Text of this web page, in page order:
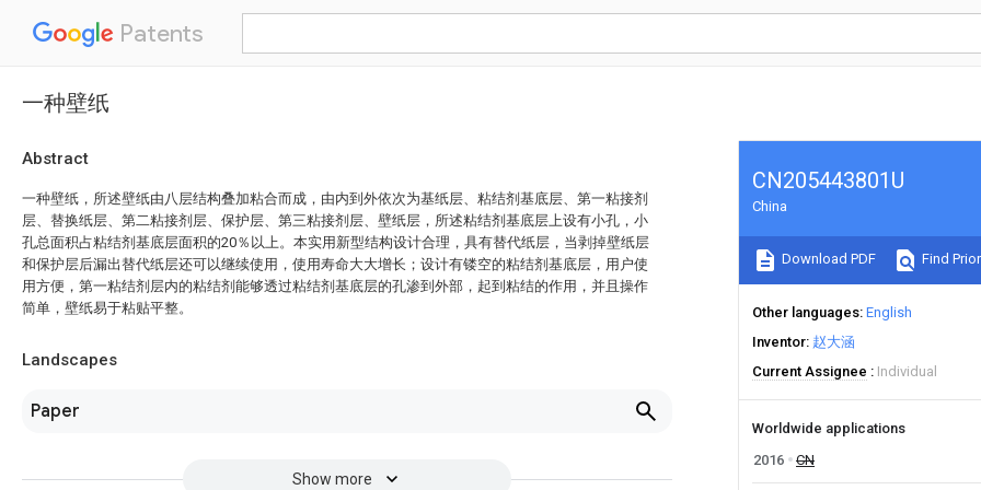
Patents
一种壁纸
Abstract
一种壁纸，所述壁纸由八层结构叠加粘合而成，由内到外依次为基纸层、粘结剂基底层、第一粘接剂
层、替换纸层、第二粘接剂层、保护层、第三粘接剂层、壁纸层，所述粘结剂基底层上设有小孔，小
孔总面积占粘结剂基底层面积的20％以上。本实用新型结构设计合理，具有替代纸层，当剥掉壁纸层
和保护层后漏出替代纸层还可以继续使用，使用寿命大大增长；设计有镂空的粘结剂基底层，用户使
用方便，第一粘结剂层内的粘结剂能够透过粘结剂基底层的孔渗到外部，起到粘结的作用，并且操作
简单，壁纸易于粘贴平整。
Landscapes
Paper
Show more
CN205443801U
China
Download PDF Find
Other languages English
Inventor 赵大涵
Current Assignee
Individual
Worldwide applications
2016
CN